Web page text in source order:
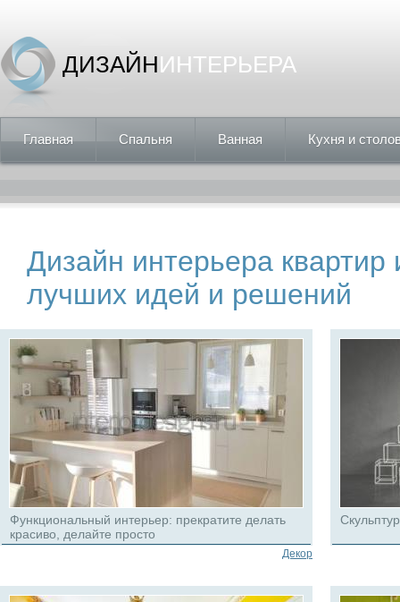
ДИЗАЙНИНТЕРЬЕРА
Главная Спальня Ванная Кухня и
Дизайн интерьера
лучших идей и решений
Функциональный интерьер: прекратите делать
красиво, делайте просто
Декор